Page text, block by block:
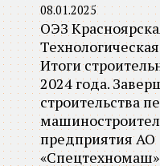
08.01.2025
ОЭЗ
Итоги
2024 года.
строительства
предприятия АО